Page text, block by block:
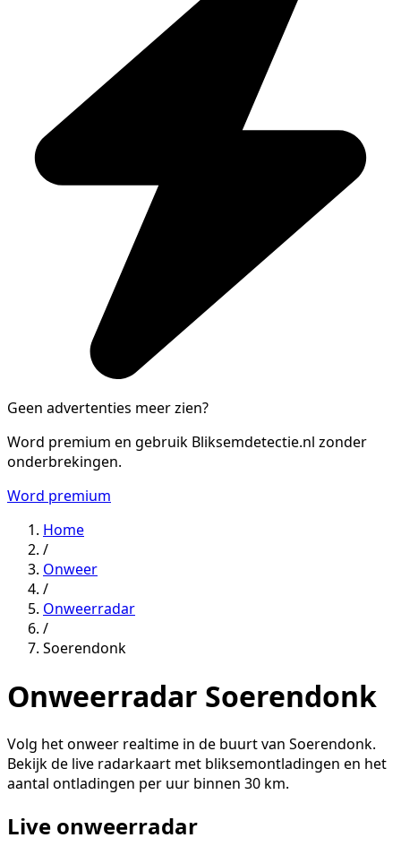
Geen advertenties meer zien?
Word premium en gebruik Bliksemdetectie.nl zonder
onderbrekingen.
Word premium
Home
/
Onweer
/
Onweerradar
/
Soerendonk
Onweerradar Soerendonk
Volg het onweer realtime in de buurt van Soerendonk.
Bekijk de live radarkaart met bliksemontladingen en het
aantal ontladingen per uur binnen 30 km.
Live onweerradar